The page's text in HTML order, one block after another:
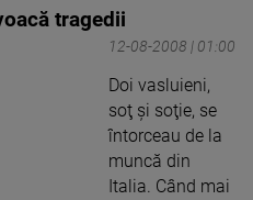
tragedii
12-08-2008 | 01:00
Doi vasluieni,
soţ şi soţie, se
întorceau de la
muncă din
Italia. Când mai